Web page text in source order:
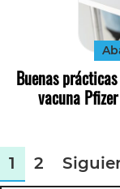
Buenas
vacuna
1 2